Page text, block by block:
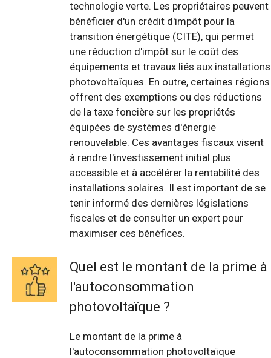
technologie verte. Les propriétaires peuvent
bénéficier d'un crédit d'impôt pour la
transition énergétique (CITE), qui permet
une réduction d'impôt sur le coût des
équipements et travaux liés aux installations
photovoltaïques. En outre, certaines régions
offrent des exemptions ou des réductions
de la taxe foncière sur les propriétés
équipées de systèmes d'énergie
renouvelable. Ces avantages fiscaux visent
à rendre l'investissement initial plus
accessible et à accélérer la rentabilité des
installations solaires. Il est important de se
tenir informé des dernières législations
fiscales et de consulter un expert pour
maximiser ces bénéfices.
Quel est le montant de la prime à
l'autoconsommation
photovoltaïque ?
Le montant de la prime à
l'autoconsommation photovoltaïque